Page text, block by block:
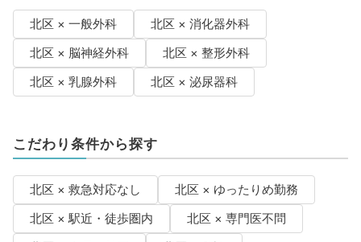
北区 × 一般外科
北区 × 消化器外科
北区 × 脳神経外科
北区 × 整形外科
北区 × 乳腺外科
北区 × 泌尿器科
こだわり条件から探す
北区 × 救急対応なし
北区 × ゆったりめ勤務
北区 × 駅近・徒歩圏内
北区 × 専門医不問